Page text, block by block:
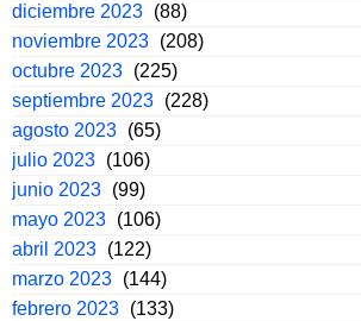
diciembre 2023 (88)
noviembre 2023 (208)
octubre 2023 (225)
septiembre 2023 (228)
agosto 2023 (65)
julio 2023 (106)
junio 2023 (99)
mayo 2023 (106)
abril 2023 (122)
marzo 2023 (144)
febrero 2023 (133)